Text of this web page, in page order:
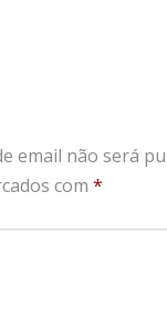
email não será
com *